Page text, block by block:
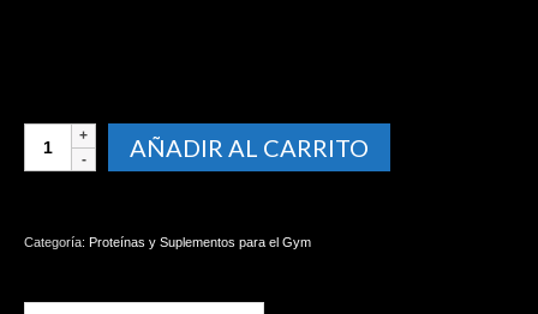
MALTEADA
MEGA
MUJER
AÑADIR AL CARRITO
Categoría: Proteínas y Suplementos para el Gym